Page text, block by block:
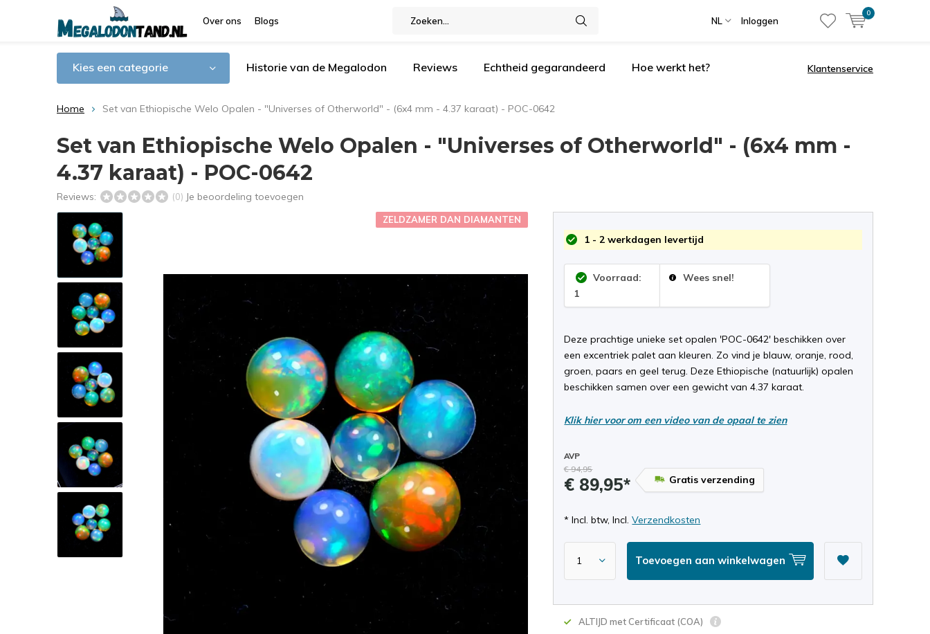
Over ons Blogs NL Inloggen
0
Kies een categorie Historie van de Megalodon Reviews Echtheid gegarandeerd Hoe werkt het? Klantenservice
Home Set van Ethiopische Welo Opalen - "Universes of Otherworld" - (6x4 mm - 4.37 karaat) - POC-0642
Set van Ethiopische Welo Opalen - "Universes of Otherworld" - (6x4 mm -
4.37 karaat) - POC-0642
Reviews: (0) Je beoordeling toevoegen
ZELDZAMER DAN DIAMANTEN
1 - 2 werkdagen levertijd
Voorraad:
1
Wees snel!
Deze prachtige unieke set opalen 'POC-0642' beschikken over
een excentriek palet aan kleuren. Zo vind je blauw, oranje, rood,
groen, paars en geel terug. Deze Ethiopische (natuurlijk) opalen
beschikken samen over een gewicht van 4.37 karaat.
Klik hier voor om een video van de opaal te zien
AVP
€ 94,95
€ 89,95* Gratis verzending
* Incl. btw, Incl.Verzendkosten
Toevoegen aan winkelwagen
ALTIJD met Certificaat (COA)